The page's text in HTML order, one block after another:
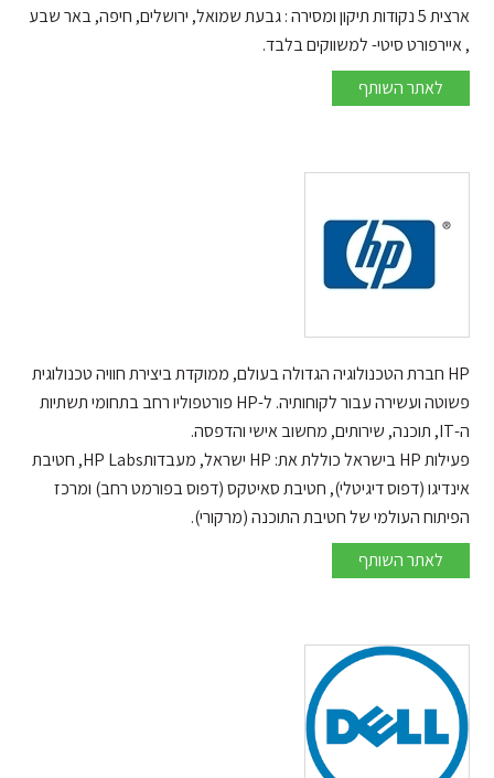
ארצית 5 נקודות תיקון ומסירה : גבעת שמואל, ירושלים, חיפה, באר שבע
, איירפורט סיטי- למשווקים בלבד.
לאתר השותף
HP חברת הטכנולוגיה הגדולה בעולם, ממוקדת ביצירת חוויה טכנולוגית
פשוטה ועשירה עבור לקוחותיה. ל-HP פורטפוליו רחב בתחומי תשתיות
ה-IT, תוכנה, שירותים, מחשוב אישי והדפסה.
פעילות HP בישראל כוללת את: HP ישראל, מעבדותHP Labs, חטיבת
אינדיגו (דפוס דיגיטלי), חטיבת סאיטקס (דפוס בפורמט רחב) ומרכז
הפיתוח העולמי של חטיבת התוכנה (מרקורי).
לאתר השותף